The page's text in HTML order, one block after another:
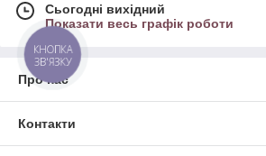
Сьогодні вихідний
Показати весь графік роботи
Про нас
Контакти
КНОПКА
ЗВ'ЯЗКУ